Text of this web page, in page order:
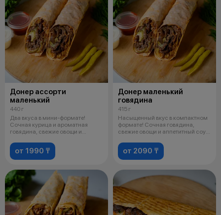
Донер ассорти
маленький
440 г
Два вкуса в мини-формате!
Сочная курица и ароматная
говядина, свежие овощи и
от 1990 ₸
Донер маленький
говядина
415 г
Насыщенный вкус в компактном
формате! Сочная говядина,
свежие овощи и аппетитный соус,
от 2090 ₸